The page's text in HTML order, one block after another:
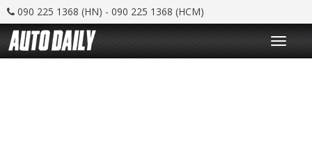
090 225 1368 (HN) - 090 225 1368 (HCM)
T
o
g